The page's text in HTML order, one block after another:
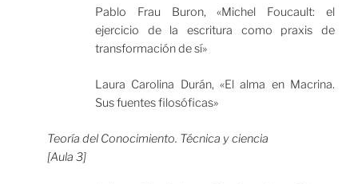
Pablo Frau Buron, «Michel Foucault: el
ejercicio de la escritura como praxis de
transformación de sí»
Laura Carolina Durán, «El alma en Macrina.
Sus fuentes filosóficas»
Teoría del Conocimiento. Técnica y ciencia
[Aula 3]